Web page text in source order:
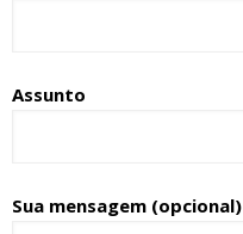
Assunto
Sua mensagem (opcional)